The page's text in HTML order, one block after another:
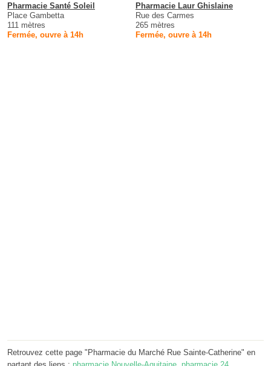
Pharmacie Santé Soleil
Place Gambetta
111 mètres
Fermée, ouvre à 14h
Pharmacie Laur Ghislaine
Rue des Carmes
265 mètres
Fermée, ouvre à 14h
Retrouvez cette page "Pharmacie du Marché Rue Sainte-Catherine" en